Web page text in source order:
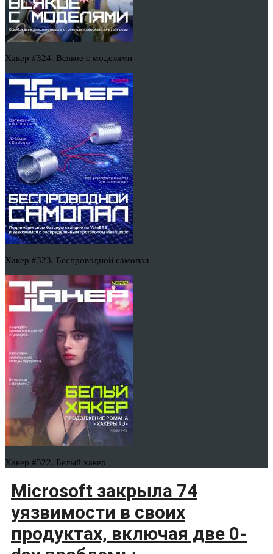
Хакер #324. Всякое с моделями
Хакер #323. Беспроводной самопал
Хакер #322. Белый хакер
Microsoft закрыла 74
уязвимости в своих
продуктах, включая две 0-